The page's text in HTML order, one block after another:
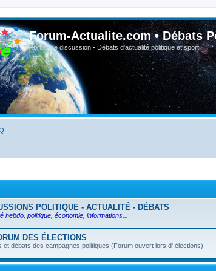
Forum-Actualite.com • Débats
Forum de discussion • Débats d'actualité politique et sport
POLITIQUE - ACTUALITÉ - DÉBATS
hebdo, politique, économie, informations...
DES ÉLECTIONS
et débats des campagnes politiques (Forum ouvert lors d' élections)